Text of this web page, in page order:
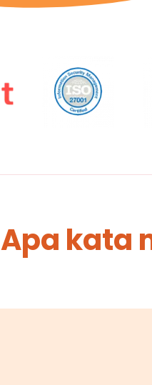
Apa kata